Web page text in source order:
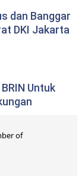
dan Banggar
DKI Jakarta
Untuk
of